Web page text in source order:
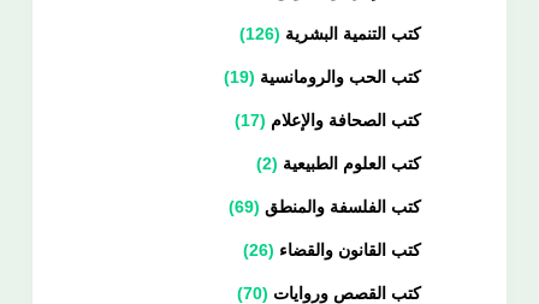
كتب التنمية البشرية 126
كتب الحب والرومانسية 19
كتب الصحافة والإعلام 17
كتب العلوم الطبيعية 2
كتب الفلسفة والمنطق 69
كتب القانون والقضاء 26
كتب القصص وروايات 70